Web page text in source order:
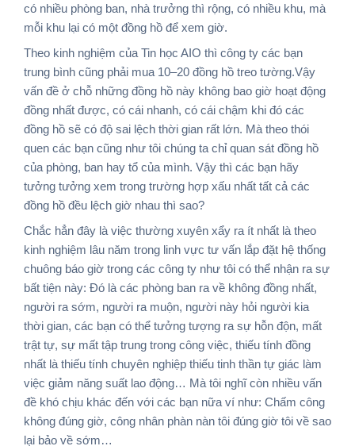
có nhiều phòng ban, nhà trưởng thì rộng, có nhiều khu, mà
mỗi khu lại có một đồng hồ để xem giờ.
Theo kinh nghiệm của Tin học AIO thì công ty các bạn
trung bình cũng phải mua 10–20 đồng hồ treo tường.Vậy
vấn đề ở chỗ những đồng hồ này không bao giờ hoạt động
đồng nhất được, có cái nhanh, có cái chậm khi đó các
đồng hồ sẽ có độ sai lệch thời gian rất lớn. Mà theo thói
quen các bạn cũng như tôi chúng ta chỉ quan sát đồng hồ
của phòng, ban hay tổ của mình. Vậy thì các bạn hãy
tưởng tưởng xem trong trường hợp xấu nhất tất cả các
đồng hồ đều lệch giờ nhau thì sao?
Chắc hẳn đây là việc thường xuyên xẩy ra ít nhất là theo
kinh nghiệm lâu năm trong linh vực tư vấn lắp đặt hệ thống
chuông báo giờ trong các công ty như tôi có thể nhận ra sự
bất tiện này: Đó là các phòng ban ra về không đồng nhất,
người ra sớm, người ra muộn, người này hỏi người kia
thời gian, các bạn có thể tưởng tượng ra sự hỗn độn, mất
trật tự, sự mất tập trung trong công việc, thiếu tính đồng
nhất là thiếu tính chuyên nghiệp thiếu tinh thần tự giác làm
việc giảm năng suất lao động… Mà tôi nghĩ còn nhiều vấn
đề khó chịu khác đến với các bạn nữa ví như: Chấm công
không đúng giờ, công nhân phàn nàn tôi đúng giờ tôi về sao
lại bảo về sớm…